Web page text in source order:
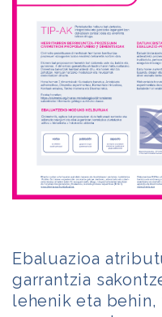
Ebaluazioa
garrantzia
lehenik eta behin,